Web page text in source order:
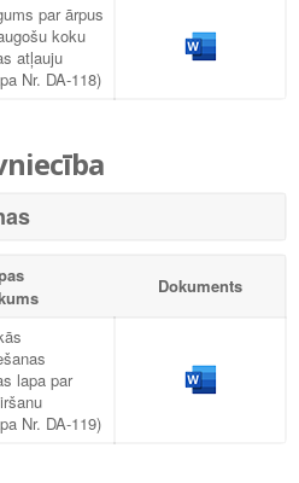
par ārpus
koku
atļauju
Nr. DA-118)
Dokuments
lapa par
Nr. DA-119)